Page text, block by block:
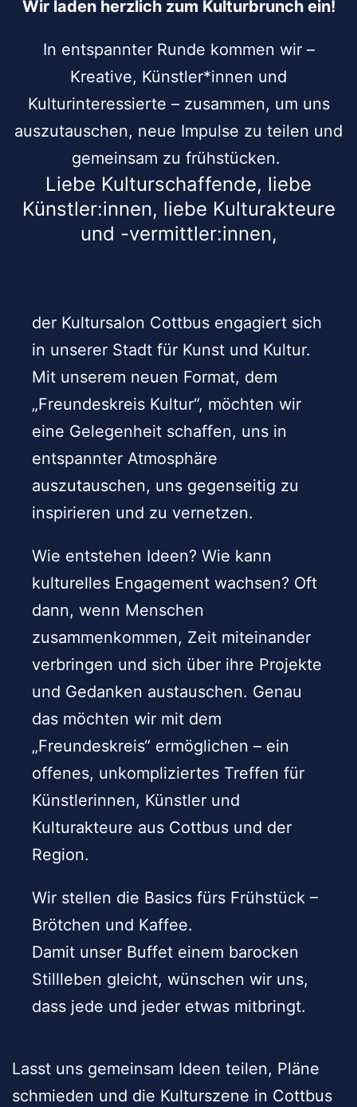
Wir laden herzlich zum Kulturbrunch ein!
In entspannter Runde kommen wir –
Kreative, Künstler*innen und
Kulturinteressierte – zusammen, um uns
auszutauschen, neue Impulse zu teilen und
gemeinsam zu frühstücken.
Liebe Kulturschaffende, liebe
Künstler:innen, liebe Kulturakteure
und -vermittler:innen,
der Kultursalon Cottbus engagiert sich
in unserer Stadt für Kunst und Kultur.
Mit unserem neuen Format, dem
„Freundeskreis Kultur“, möchten wir
eine Gelegenheit schaffen, uns in
entspannter Atmosphäre
auszutauschen, uns gegenseitig zu
inspirieren und zu vernetzen.
Wie entstehen Ideen? Wie kann
kulturelles Engagement wachsen? Oft
dann, wenn Menschen
zusammenkommen, Zeit miteinander
verbringen und sich über ihre Projekte
und Gedanken austauschen. Genau
das möchten wir mit dem
„Freundeskreis“ ermöglichen – ein
offenes, unkompliziertes Treffen für
Künstlerinnen, Künstler und
Kulturakteure aus Cottbus und der
Region.
Wir stellen die Basics fürs Frühstück –
Brötchen und Kaffee.
Damit unser Buffet einem barocken
Stillleben gleicht, wünschen wir uns,
dass jede und jeder etwas mitbringt.
Lasst uns gemeinsam Ideen teilen, Pläne
schmieden und die Kulturszene in Cottbus